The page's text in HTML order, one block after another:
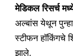
मेडिकल रिसर्च
अल्बांस येथून
स्टीफन हॉकिंगचे
झाले.